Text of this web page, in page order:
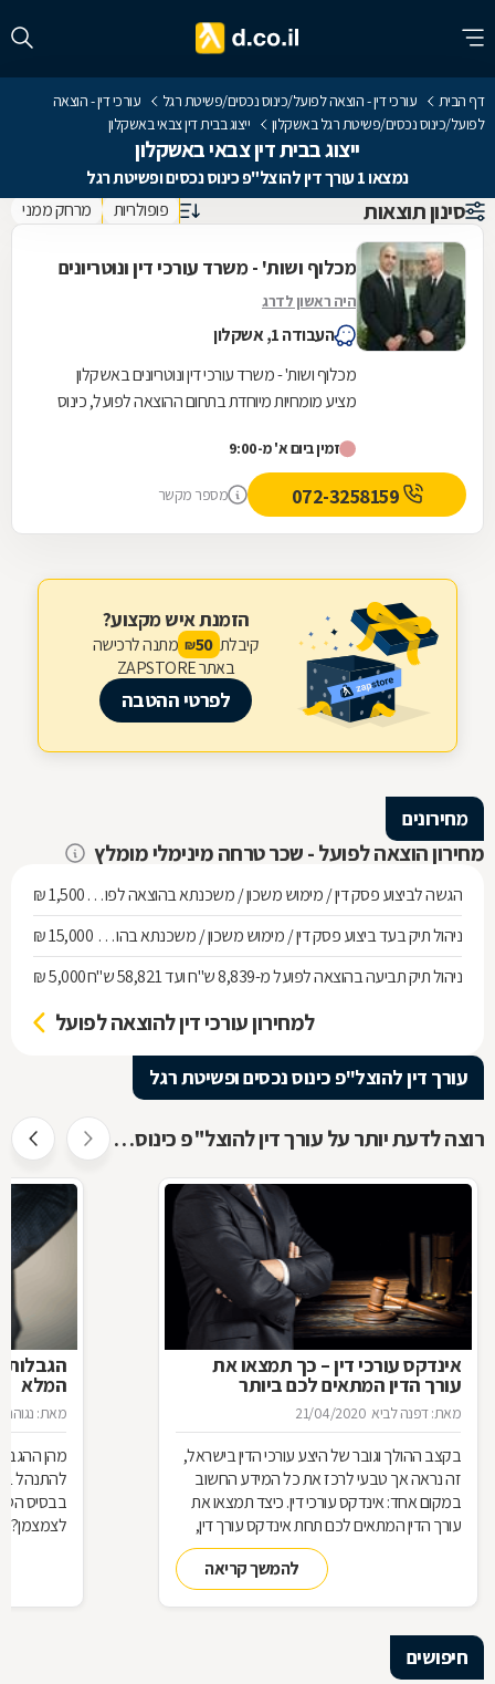
דף הבית עורכי דין - הוצאה לפועל/כינוס נכסים/פשיטת רגל
עורכי דין - הוצאה
לפועל/כינוס נכסים/פשיטת רגל באשקלון
ייצוג בבית דין צבאי באשקלון
ייצוג בבית דין צבאי באשקלון
נמצאו 1 עורך דין להוצל"פ כינוס נכסים ופשיטת רגל
סינון תוצאות פופולריות מרחק ממני
מכלוף ושות' - משרד עורכי דין ונוטריונים
היה ראשון לדרג
העבודה 1, אשקלון
מכלוף ושות' - משרד עורכי דין ונוטריונים באשקלון
מציע מומחיות מיוחדת בתחום ההוצאה לפועל, כינוס
למגזר...
זמין ביום א' מ-9:00
מספר מקשר
הזמנת איש מקצוע?
קיבלת 50
₪ מתנה לרכישה
באתר ZAPSTORE
לפרטי ההטבה
מחירונים
מחירון הוצאה לפועל - שכר טרחה מינימלי מומלץ
הגשה לביצוע פסק דין / מימוש משכון / משכנתא בהוצאה לפועל ועד חוב של 268,010 ש"ח1,500 ₪
ניהול תיק בעד ביצוע פסק דין / מימוש משכון / משכנתא בהוצאה לפועל מחוב של 268,010 ש"ח ועד 536,137 ש"ח 15,000 ₪
ניהול תיק תביעה בהוצאה לפועל מ-8,839 ש"ח ועד 58,821 ש"ח
5,000 ₪
למחירון עורכי דין להוצאה לפועל
עורך דין להוצל"פ כינוס נכסים ופשיטת רגל
רוצה לדעת יותר על עורך דין להוצל"פ כינוס נכסים ופשיטת רגל ?
אינדקס עורכי דין – כך תמצאו את
עורך הדין המתאים לכם ביותר
מאת: דפנה לביא 21/04/2020
בקצב ההולך וגובר של היצע עורכי הדין בישראל,
זה נראה אך טבעי לרכז את כל המידע החשוב
במקום אחד: אינדקס עורכי דין. כיצד תמצאו את
עורך הדין המתאים לכם תחת אינדקס עורך דין,
מדוע תרצו להיות רשומים באינדקס כזה כעורכי
דין, ואיך זה עובד? כל התשובות בכתבה
להמשך קריאה
הגבלות
המלא
מאת: נגוהה
מהן
להתנהל
בבסיס
לצמצמן?
חיפושים